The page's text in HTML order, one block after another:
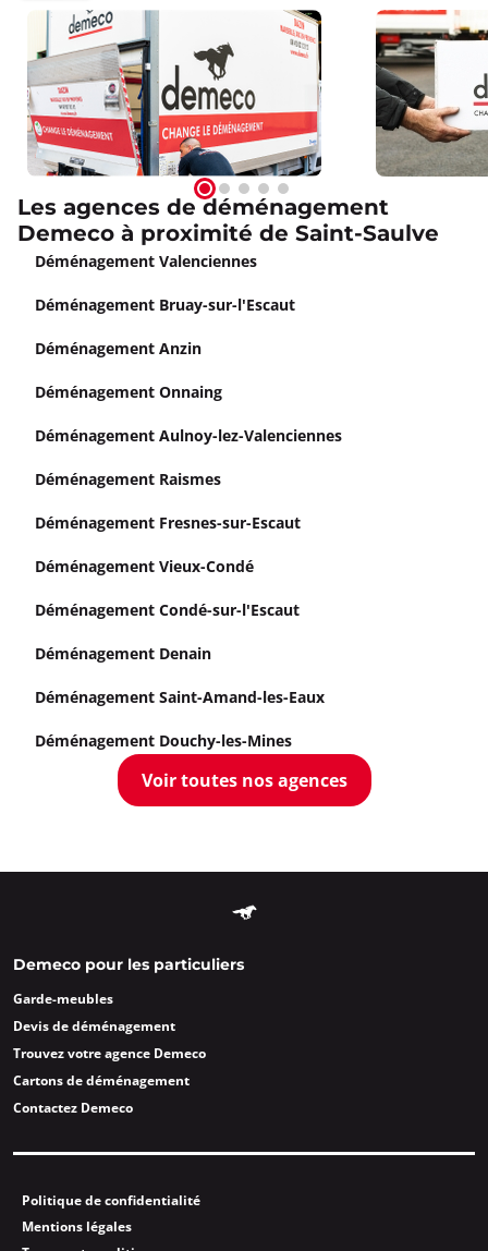
Les agences de déménagement
Demeco à proximité de Saint-Saulve
Déménagement Valenciennes
Déménagement Bruay-sur-l'Escaut
Déménagement Anzin
Déménagement Onnaing
Déménagement Aulnoy-lez-Valenciennes
Déménagement Raismes
Déménagement Fresnes-sur-Escaut
Déménagement Vieux-Condé
Déménagement Condé-sur-l'Escaut
Déménagement Denain
Déménagement Saint-Amand-les-Eaux
Déménagement Douchy-les-Mines
Voir toutes nos agences
Demeco pour les particuliers
Garde-meubles
Devis de déménagement
Trouvez votre agence Demeco
Cartons de déménagement
Contactez Demeco
Politique de confidentialité
Mentions légales